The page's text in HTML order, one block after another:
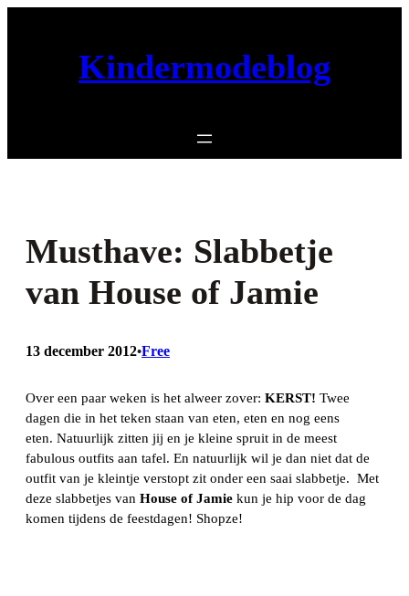
Kindermodeblog
Musthave: Slabbetje
van House of Jamie
13 december 2012•Free
Over een paar weken is het alweer zover: KERST! Twee
dagen die in het teken staan van eten, eten en nog eens
eten. Natuurlijk zitten jij en je kleine spruit in de meest
fabulous outfits aan tafel. En natuurlijk wil je dan niet dat de
outfit van je kleintje verstopt zit onder een saai slabbetje. Met
deze slabbetjes van House of Jamie kun je hip voor de dag
komen tijdens de feestdagen! Shopze!